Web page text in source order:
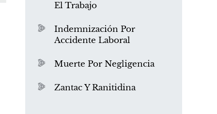
El Trabajo
Indemnización Por
Accidente Laboral
Muerte Por Negligencia
Zantac Y Ranitidina
¿Qué es el mesotelioma?